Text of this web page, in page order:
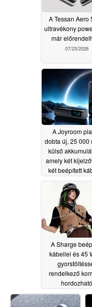
A Tessan Aero
ultravékony
már
07/23/2026
A Joyroom
dobta új, 25 000
külső
amely két
két beépített
A Sharge
kábellel és 45
rendelkező
hordozható
akkumulátort
piacra07/09/